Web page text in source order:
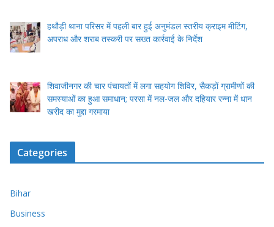
हथौड़ी थाना परिसर में पहली बार हुई अनुमंडल स्तरीय क्राइम मीटिंग,
अपराध और शराब तस्करी पर सख्त कार्रवाई के निर्देश
शिवाजीनगर की चार पंचायतों में लगा सहयोग शिविर, सैकड़ों ग्रामीणों की
समस्याओं का हुआ समाधान; परसा में नल-जल और दहियार रन्ना में धान
खरीद का मुद्दा गरमाया
Categories
Bihar
Business